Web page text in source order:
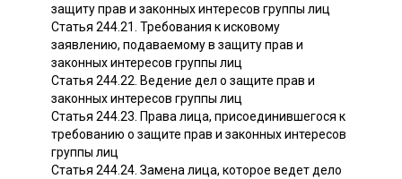
защиту прав и законных интересов группы лиц
Статья 244.21. Требования к исковому
заявлению, подаваемому в защиту прав и
законных интересов группы лиц
Статья 244.22. Ведение дел о защите прав и
законных интересов группы лиц
Статья 244.23. Права лица, присоединившегося к
требованию о защите прав и законных интересов
группы лиц
Статья 244.24. Замена лица, которое ведет дело